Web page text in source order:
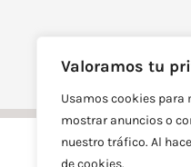
Valoramos tu
Usamos cookies para
mostrar anuncios o
nuestro tráfico. Al
de cookies.